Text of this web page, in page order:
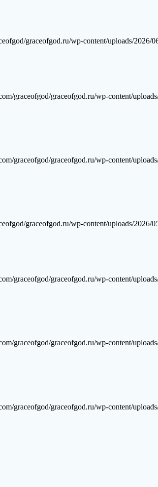
graceofgod.ru/wp-content/uploads/
graceofgod/graceofgod.ru/wp-content/
graceofgod/graceofgod.ru/wp-content/
graceofgod.ru/wp-content/uploads/
graceofgod/graceofgod.ru/wp-content/
graceofgod/graceofgod.ru/wp-content/
graceofgod/graceofgod.ru/wp-content/